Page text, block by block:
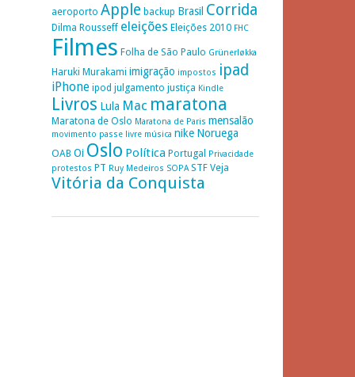
aeroporto Apple backup Brasil Corrida
Dilma Rousseff eleições Eleições 2010 FHC
Filmes Folha de São Paulo Grünerløkka
Haruki Murakami imigração impostos ipad
iPhone ipod julgamento justiça Kindle
Livros Lula Mac maratona
Maratona de Oslo Maratona de Paris mensalão
movimento passe livre música nike Noruega
OAB Oi Oslo Política Portugal
Privacidade
protestos PT Ruy Medeiros SOPA STF Veja
Vitória da Conquista